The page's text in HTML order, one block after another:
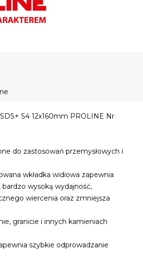
S4 12x160mm PROLINE Nr
do zastosowań przemysłowych i
wkładka widiowa zapewnia
bardzo wysoką wydajność,
wiercenia oraz zmniejsza
granicie i innych kamieniach
szybkie odprowadzanie